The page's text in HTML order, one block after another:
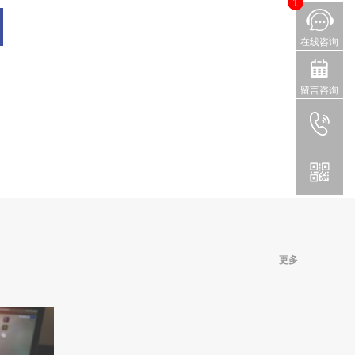
更多
在线咨询
留言咨询